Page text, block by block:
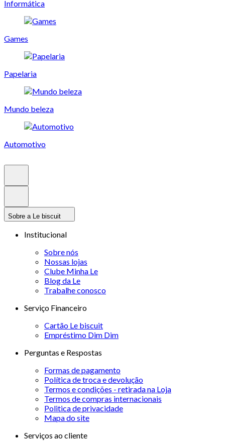
Informática
Games
Papelaria
Mundo beleza
Automotivo
Sobre a Le biscuit
Institucional
Sobre nós
Nossas lojas
Clube Minha Le
Blog da Le
Trabalhe conosco
Serviço Financeiro
Cartão Le biscuit
Empréstimo Dim Dim
Perguntas e Respostas
Formas de pagamento
Política de troca e devolução
Termos e condições - retirada na Loja
Termos de compras internacionais
Politica de privacidade
Mapa do site
Serviços ao cliente